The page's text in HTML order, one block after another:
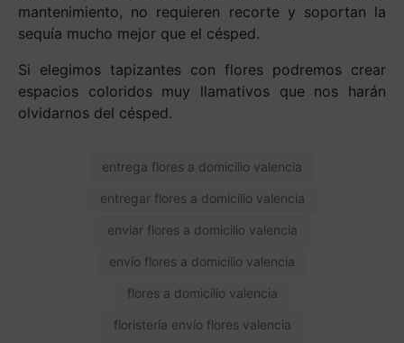
mantenimiento, no requieren recorte y soportan la
sequía mucho mejor que el césped.
Si elegimos tapizantes con flores podremos crear
espacios coloridos muy llamativos que nos harán
olvidarnos del césped.
entrega flores a domicilio valencia
entregar flores a domicilio valencia
enviar flores a domicilio valencia
envío flores a domicilio valencia
flores a domicilio valencia
floristería envío flores valencia